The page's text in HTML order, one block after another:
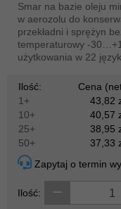
Smar na bazie oleju
w aerozolu do
przekładni i sprężyn
temperaturowy -
użytkowania w 22
Ilość:
Cena
1+
43,82
10+
40,57
25+
38,95
50+
37,33
Zapytaj o termin
Ilość: